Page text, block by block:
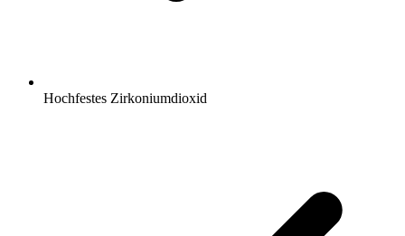
Hochfestes Zirkoniumdioxid